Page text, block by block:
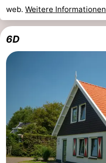
web. Weitere Informationen
6D